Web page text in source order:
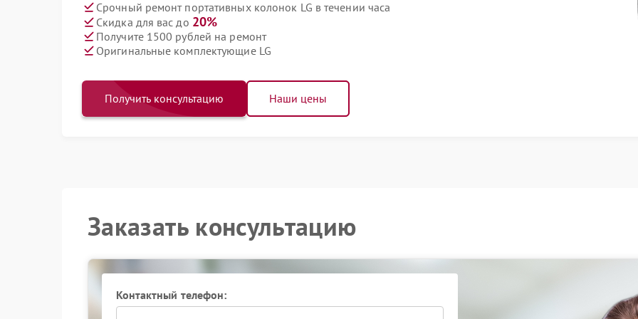
Срочный ремонт портативных колонок LG в течении часа
Скидка для вас до 20%
Получите 1500 рублей на ремонт
Оригинальные комплектующие LG
Получить консультацию Наши цены
Заказать консультацию
Контактный телефон: